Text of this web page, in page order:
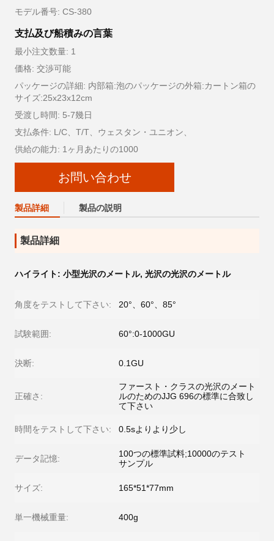
モデル番号: CS-380
支払及び船積みの言葉
最小注文数量: 1
価格: 交渉可能
パッケージの詳細: 内部箱:泡のパッケージの外箱:カートン箱の
サイズ:25x23x12cm
受渡し時間: 5-7幾日
支払条件: L/C、T/T、ウェスタン・ユニオン、
供給の能力: 1ヶ月あたりの1000
お問い合わせ
製品詳細 製品の説明
製品詳細
ハイライト: 小型光沢のメートル, 光沢の光沢のメートル
角度をテストして下さい: 20°、60°、85°
試験範囲: 60°:0-1000GU
決断: 0.1GU
正確さ:
ファースト・クラスの光沢のメート
ルのためのJJG 696の標準に合致し
て下さい
時間をテストして下さい: 0.5sよりより少し
データ記憶:
100つの標準試料;10000のテスト
サンプル
サイズ: 165*51*77mm
単一機械重量: 400g